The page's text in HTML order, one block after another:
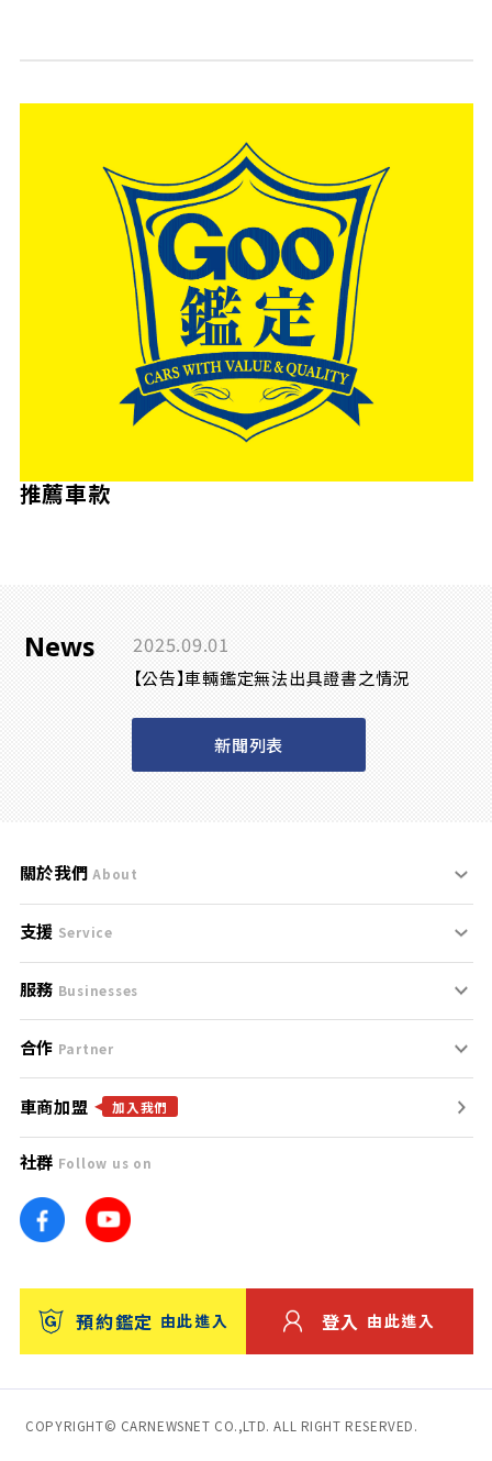
推薦車款
News 2025.09.01
【公告】車輛鑑定無法出具證書之情況
新聞列表
關於我們 About
刊登規範
服務條款
免責聲明
隱私權政策
團隊
車訊網
台灣優良中古車商大獎
支援 Service
支援中心
聯絡我們
服務 Businesses
什麼是Goo鑑定？
找好車
找好店
找海外車
消費者評價
保固
合作 Partner
合作夥伴
廣告合作
車商加盟 加入我們
社群 Follow us on
預約鑑定 由此進入 登入 由此進入
COPYRIGHT© CARNEWSNET CO.,LTD. ALL RIGHT RESERVED.